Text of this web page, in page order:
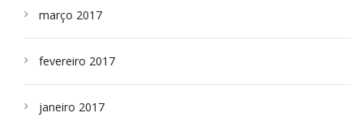
março 2017
fevereiro 2017
janeiro 2017